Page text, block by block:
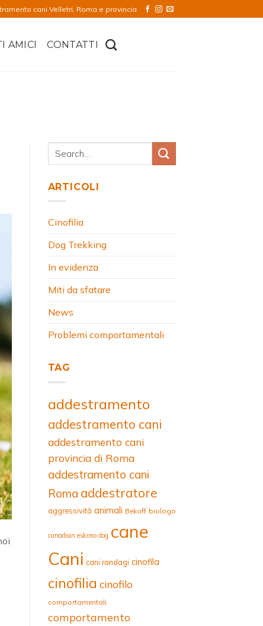
cani Velletri, Roma e provincia
AMICI CONTATTI
ARTICOLI
Cinofilia
Dog Trekking
In evidenza
Miti da sfatare
News
Problemi comportamentali
TAG
addestramento
addestramento cani
addestramento cani
provincia di Roma
addestramento cani
Roma addestratore
aggressività animali Bekoff biologo
canadian eskimo dog cane
Cani cani randagi cinofila
cinofilia cinofilo
comportamentali
comportamento